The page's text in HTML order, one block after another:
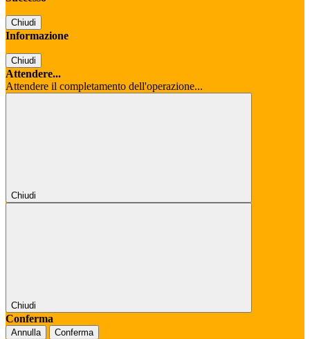
Chiudi
Informazione
Chiudi
Attendere...
Attendere il completamento dell'operazione...
Chiudi
Chiudi
Conferma
Annulla Conferma